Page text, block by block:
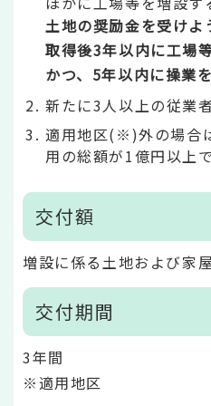
土地の奨励金を受け
取得後3年以内に工場
かつ、5年以内に操業
新たに3人以上の従業
適用地区(※)外の場合
用の総額が1億円以上
交付額
増設に係る土地および家
交付期間
3年間
※適用地区